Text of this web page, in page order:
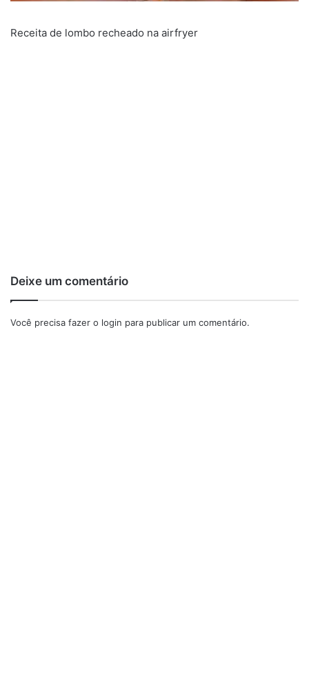
Receita de lombo recheado na airfryer
Deixe um comentário
Você precisa fazer o login para publicar um comentário.